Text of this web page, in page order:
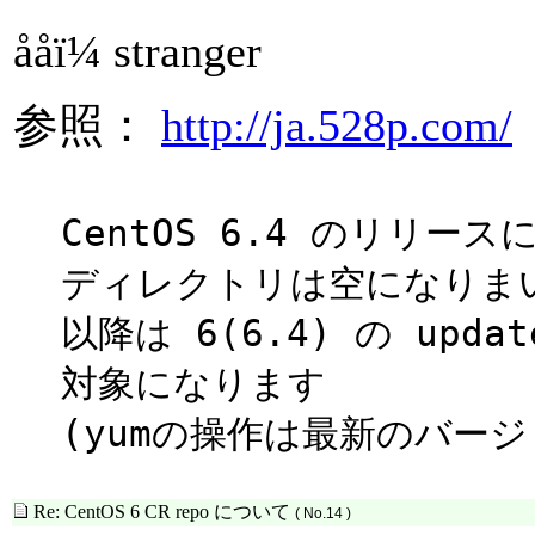
ååï¼ stranger
参照： http://ja.528p.com/
CentOS 6.4 のリリー
ディレクトリは空になりま
以降は 6(6.4) の
対象になります
(yumの操作は最新のバー
Re: CentOS 6 CR repo について ( No.14 )